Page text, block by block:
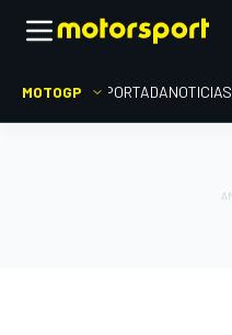
MOTOGP PORTADANOTICIAS